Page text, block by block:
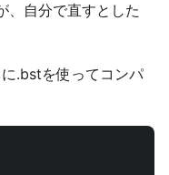
、自分で直すとした
.bstを使ってコンパ